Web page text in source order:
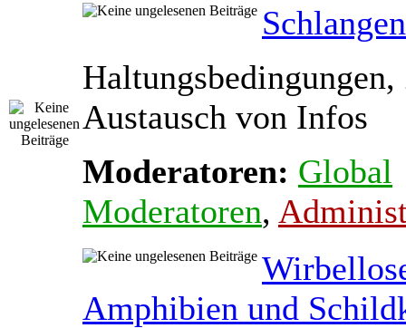
Austausch von Infos
Moderatoren: Global
Moderatoren,
Amphibien und